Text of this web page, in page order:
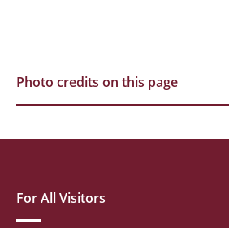
Photo credits on this page
For All Visitors